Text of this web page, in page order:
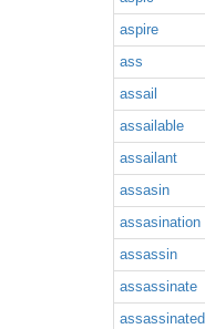
aspire
ass
assail
assailable
assailant
assasin
assasination
assassin
assassinate
assassinated